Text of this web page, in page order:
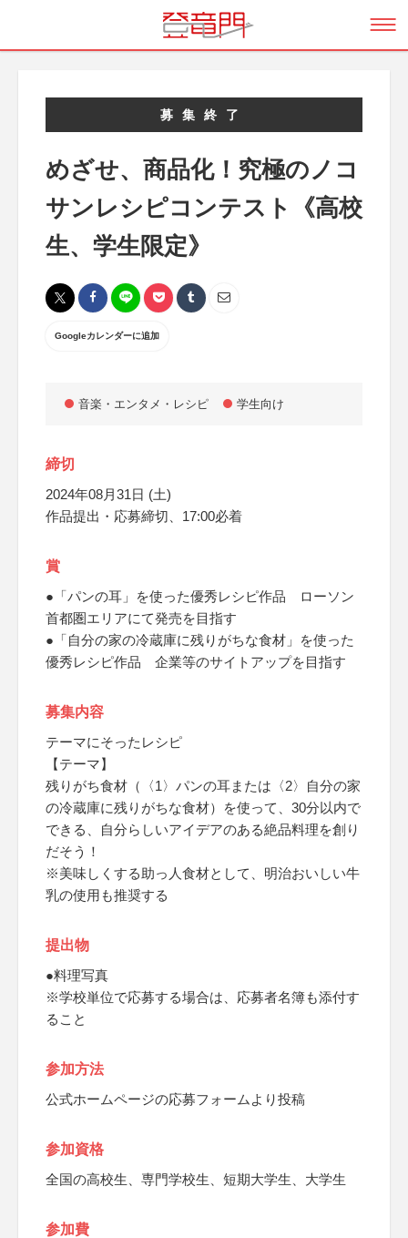
募集終了
めざせ、商品化！究極のノコ
サンレシピコンテスト《高校
生、学生限定》
Googleカレンダーに追加
音楽・エンタメ・レシピ 学生向け
締切
2024年08月31日 (土)
作品提出・応募締切、17:00必着
賞
●「パンの耳」を使った優秀レシピ作品 ローソン
首都圏エリアにて発売を目指す
●「自分の家の冷蔵庫に残りがちな食材」を使った
優秀レシピ作品 企業等のサイトアップを目指す
募集内容
テーマにそったレシピ
【テーマ】
残りがち食材（〈1〉パンの耳または〈2〉自分の家
の冷蔵庫に残りがちな食材）を使って、30分以内で
できる、自分らしいアイデアのある絶品料理を創り
だそう！
※美味しくする助っ人食材として、明治おいしい牛
乳の使用も推奨する
提出物
●料理写真
※学校単位で応募する場合は、応募者名簿も添付す
ること
参加方法
公式ホームページの応募フォームより投稿
参加資格
全国の高校生、専門学校生、短期大学生、大学生
参加費